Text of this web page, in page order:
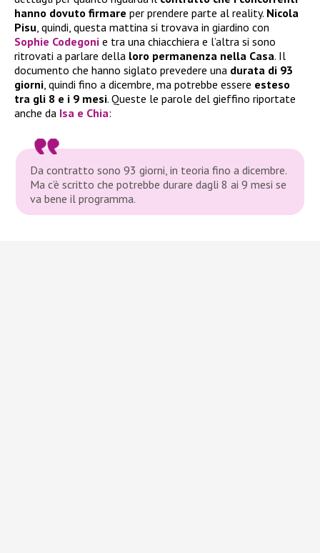
hanno dovuto firmare per prendere parte al reality. Nicola
Pisu, quindi, questa mattina si trovava in giardino con
Sophie Codegoni e tra una chiacchiera e l’altra si sono
ritrovati a parlare della loro permanenza nella Casa. Il
documento che hanno siglato prevedere una durata di 93
giorni, quindi fino a dicembre, ma potrebbe essere esteso
tra gli 8 e i 9 mesi. Queste le parole del gieffino riportate
anche da Isa e Chia:
Da contratto sono 93 giorni, in teoria fino a dicembre.
Ma c’è scritto che potrebbe durare dagli 8 ai 9 mesi se
va bene il programma.